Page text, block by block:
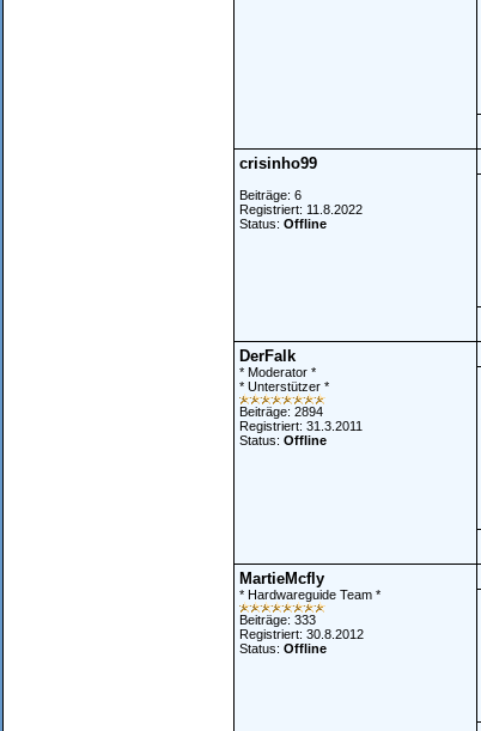
crisinho99
Beiträge: 6
Registriert: 11.8.2022
Status: Offline
DerFalk
* Moderator *
* Unterstützer *
Beiträge: 2894
Registriert: 31.3.2011
Status: Offline
MartieMcfly
* Hardwareguide Team *
Beiträge: 333
Registriert: 30.8.2012
Status: Offline